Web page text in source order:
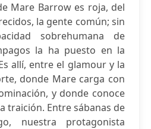
Mare Barrow es roja, del
la gente común; sin
sobrehumana de
la ha puesto en la
allí, entre el glamour y la
donde Mare carga con
y donde conoce
traición. Entre sábanas de
nuestra protagonista